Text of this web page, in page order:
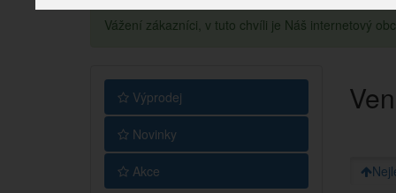
Vážení zákazníci, v tuto chvíli je Náš internetový
Výprodej
Novinky
Akce